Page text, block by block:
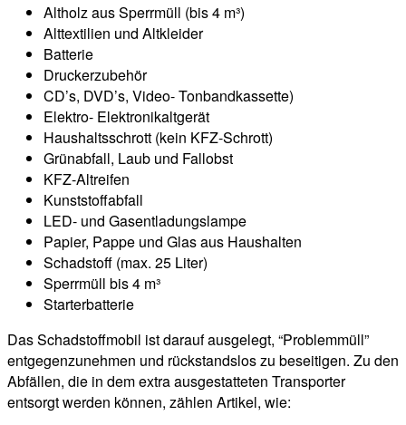
Altholz aus Sperrmüll (bis 4 m³)
Alttextilien und Altkleider
Batterie
Druckerzubehör
CD’s, DVD’s, Video- Tonbandkassette)
Elektro- Elektronikaltgerät
Haushaltsschrott (kein KFZ-Schrott)
Grünabfall, Laub und Fallobst
KFZ-Altreifen
Kunststoffabfall
LED- und Gasentladungslampe
Papier, Pappe und Glas aus Haushalten
Schadstoff (max. 25 Liter)
Sperrmüll bis 4 m³
Starterbatterie
Das Schadstoffmobil ist darauf ausgelegt, “Problemmüll”
entgegenzunehmen und rückstandslos zu beseitigen. Zu den
Abfällen, die in dem extra ausgestatteten Transporter
entsorgt werden können, zählen Artikel, wie: